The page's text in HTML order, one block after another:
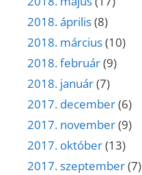
2018. április(8)
2018. március(10)
2018. február(9)
2018. január(7)
2017. december(6)
2017. november(9)
2017. október(13)
2017. szeptember(7)